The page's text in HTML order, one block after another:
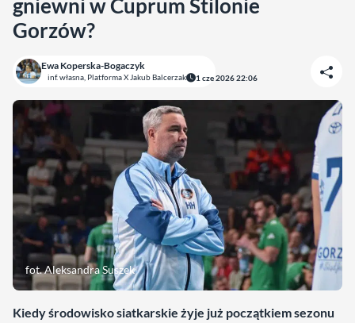
gniewni w Cuprum Stilonie
Gorzów?
Ewa Koperska-Bogaczyk
inf. własna, Platforma X Jakub Balcerzak 1 cze 2026 22:06
fot. Aleksandra Suszek
Kiedy środowisko siatkarskie żyje już początkiem sezonu